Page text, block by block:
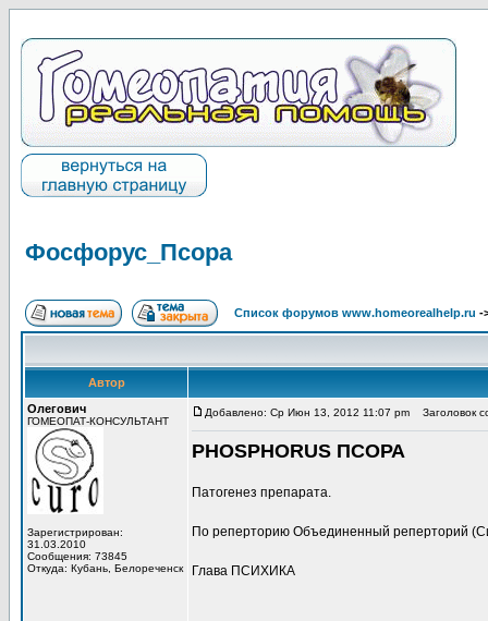
Фосфорус_Псора
Список форумов www.homeorealhelp.ru -
Автор
Олегович
ГОМЕОПАТ-КОНСУЛЬТАНТ
Зарегистрирован:
31.03.2010
Сообщения: 73845
Откуда: Кубань, Белореченск
Добавлено: Ср Июн 13, 2012 11:07 pm Заголовок
PHOSPHORUS ПСОРА
Патогенез препарата.
По реперторию Объединенный реперторий
Глава ПСИХИКА